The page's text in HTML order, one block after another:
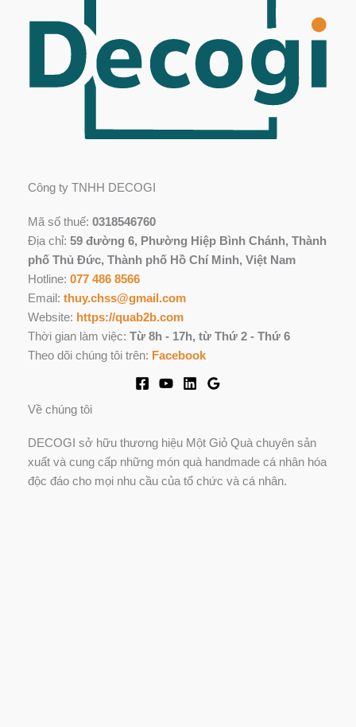
Công ty TNHH DECOGI
Mã số thuế: 0318546760
Địa chỉ: 59 đường 6, Phường Hiệp Bình Chánh, Thành
phố Thủ Đức, Thành phố Hồ Chí Minh, Việt Nam
Hotline: 077 486 8566
Email: thuy.chss@gmail.com
Website: https://quab2b.com
Thời gian làm việc: Từ 8h - 17h, từ Thứ 2 - Thứ 6
Theo dõi chúng tôi trên: Facebook
Về chúng tôi
DECOGI sở hữu thương hiệu Một Giỏ Quà chuyên sản
xuất và cung cấp những món quà handmade cá nhân hóa
độc đáo cho mọi nhu cầu của tổ chức và cá nhân.